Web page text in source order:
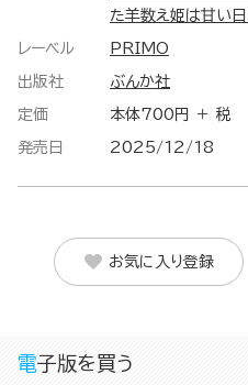
た羊数え姫は甘い
レーベル PRIMO
出版社 ぶんか社
定価 本体700円 ＋ 税
発売日 2025/12/18
お気に入り登録
電子版を買う